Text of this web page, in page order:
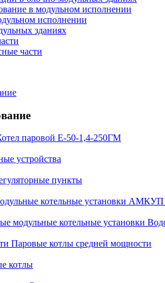
в модульном исполнении
исполнении
зданиях
части
паровой Е-50-1,4-250ГМ
устройства
пункты
Паровые котлы средней мощности
котлы